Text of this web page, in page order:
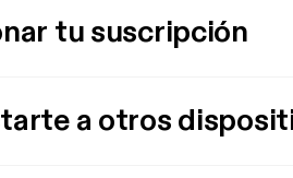
tu suscripción
a otros